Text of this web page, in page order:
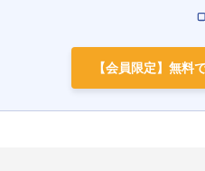
【会員限定】無料